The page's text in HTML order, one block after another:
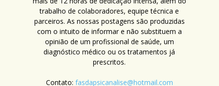
trabalho de colaboradores, equipe técnica e
parceiros. As nossas postagens são produzidas
com o intuito de informar e não substituem a
opinião de um profissional de saúde, um
diagnóstico médico ou os tratamentos já
prescritos.
Contato: fasdapsicanalise@hotmail.com